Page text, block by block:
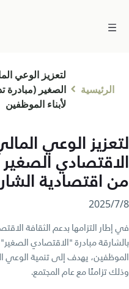
الرئيسية
لتعزيز الوعي
الصغير (مبادرة
لأبناء الموظفين
لتعزيز الوعي
الاقتصادي الصغير
من اقتصادية
8‏/7‏/2025
في إطار التزامها بدعم الثقافة
بالشارقة مبادرة "الاقتصادي
الموظفين، يهدف إلى تنمية الوعي
وذلك تزامنًا مع عام المجتمع.